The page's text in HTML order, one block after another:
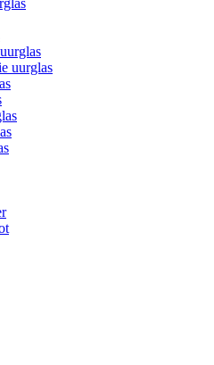
uurglas